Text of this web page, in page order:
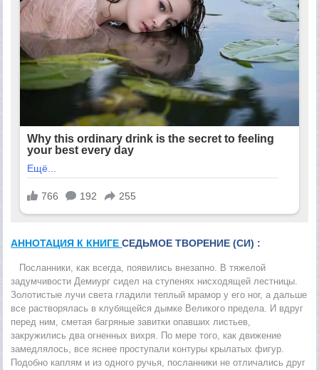
АННОТАЦИЯ К КНИГЕСЕДЬМОЕ ТВОРЕНИЕ (СИ) :
Посланники, как всегда, появились внезапно. В тяжелой
задумчивости Демиург сидел на ступенях нисходящей лестницы.
Золотистые лучи света гладили теплый мрамор у его ног, а дальше
все растворялась в клубящейся дымке Великого предела. И вдруг
перед ним, сметая багряные завитки опавших листьев,
закружились два огненных вихря. По мере того, как движение
замедлялось, все яснее проступали контуры крылатых фигур.
Подобно каплям и из одного ручья, посланники не отличались друг